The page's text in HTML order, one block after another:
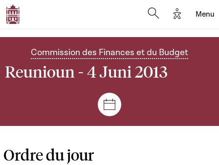
Options
Menu
Commission des Finances et du Budget
Reunioun - 4 Juni 2013
Sëtzungen a Reuniounen
Ordre du jour